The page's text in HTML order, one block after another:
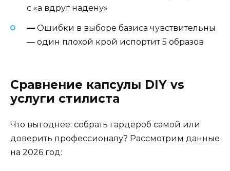
с «а вдруг надену»
— Ошибки в выборе базиса чувствительны
— один плохой крой испортит 5 образов
Сравнение капсулы DIY vs
услуги стилиста
Что выгоднее: собрать гардероб самой или
доверить профессионалу? Рассмотрим данные
на 2026 год: